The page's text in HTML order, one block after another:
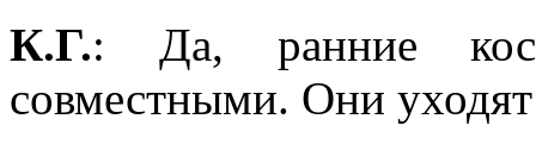
К.Г.: Да, ранние
совместными. Они